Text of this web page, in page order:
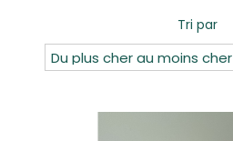
Tri par
Du plus cher au moins cher